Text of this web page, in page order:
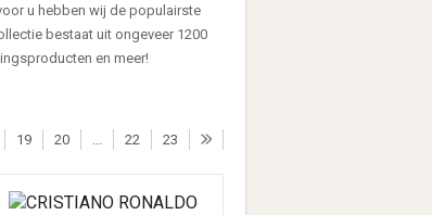
u hebben wij de populairste
bestaat uit ongeveer 1200
en meer!
19 20 ... 22 23